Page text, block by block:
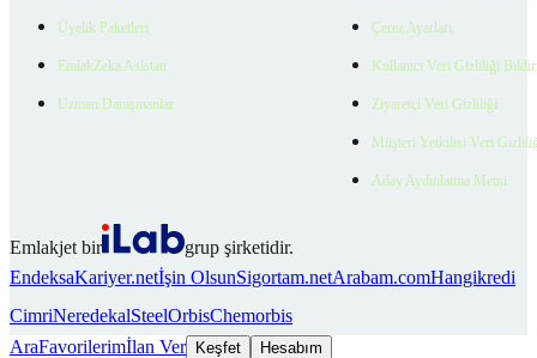
Üyelik Paketleri
EmlakZeka Asistan
Uzman Danışmanlar
Çerez Ayarları
Kullanıcı Veri Gizliliği
Ziyaretçi Veri Gizliliği
Müşteri Yetkilisi Veri
Aday Aydınlatma Metni
Emlakjet bir
grup şirketidir.
EndeksaKariyer.netİşin OlsunSigortam.netArabam.comHangikredi
CimriNeredekalSteelOrbisChemorbis
AraFavorilerimİlan Ver Keşfet Hesabım